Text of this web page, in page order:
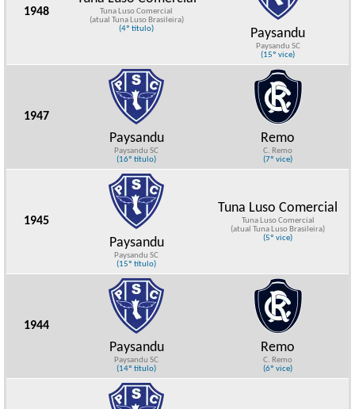
1948
Tuna Luso Comercial
(atual Tuna Luso Brasileira)
(4º título)
Paysandu
Paysandu SC
(15º vice)
1947
Paysandu
Paysandu SC
(16º título)
Remo
C. Remo
(7º vice)
1945
Paysandu
Paysandu SC
(15º título)
Tuna Luso Comercial
Tuna Luso Comercial
(atual Tuna Luso Brasileira)
(5º vice)
1944
Paysandu
Paysandu SC
(14º título)
Remo
C. Remo
(6º vice)